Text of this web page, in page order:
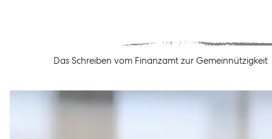
Das Schreiben vom Finanzamt zur Gemeinnützigkeit